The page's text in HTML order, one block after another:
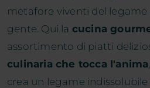
metafore viventi del legame
gente. Qui la cucina
assortimento di piatti
culinaria che tocca l'anima
crea un legame